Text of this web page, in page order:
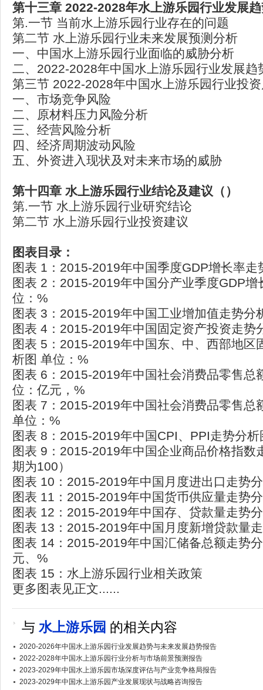
第十三章 2022-2028年水上游乐园行业发展
第.一节 当前水上游乐园行业存在的问题
第二节 水上游乐园行业未来发展预测分析
一、中国水上游乐园行业面临的威胁分析
二、2022-2028年中国水上游乐园行业发展趋
第三节 2022-2028年中国水上游乐园行业投
一、市场竞争风险
二、原材料压力风险分析
三、经营风险分析
四、经济周期波动风险
五、外资进入现状及对未来市场的威胁
第十四章 水上游乐园行业结论及建议（）
第.一节 水上游乐园行业研究结论
第二节 水上游乐园行业投资建议
图表目录：
图表 1：2015-2019年中国季度GDP增长率走
图表 2：2015-2019年中国分产业季度GDP增
位：%
图表 3：2015-2019年中国工业增加值走势分
图表 4：2015-2019年中国固定资产投资走势
图表 5：2015-2019年中国东、中、西部地区
析图 单位：%
图表 6：2015-2019年中国社会消费品零售总
位：亿元，%
图表 7：2015-2019年中国社会消费品零售总
单位：%
图表 8：2015-2019年中国CPI、PPI走势分
图表 9：2015-2019年中国企业商品价格指数
期为100）
图表 10：2015-2019年中国月度进出口走势
图表 11：2015-2019年中国货币供应量走势
图表 12：2015-2019年中国存、贷款量走势
图表 13：2015-2019年中国月度新增贷款量
图表 14：2015-2019年中国汇储备总额走势
元、%
图表 15：水上游乐园行业相关政策
更多图表见正文......
与 水上游乐园 的相关内容
2020-2026年中国水上游乐园行业发展趋势与未来发展趋势报告
2022-2028年中国水上游乐园行业分析与市场前景预测报告
2023-2029年中国水上游乐园市场深度评估与产业竞争格局报告
2023-2029年中国水上游乐园产业发展现状与战略咨询报告